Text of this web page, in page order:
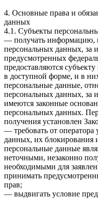
4. Основные права и
данных
4.1. Субъекты
— получать информацию,
персональных данных, за
предусмотренных
предоставляются
в доступной форме, и в
персональные данные,
персональных данных, за
имеются законные
персональных данных.
получения установлен
— требовать от оператора
данных, их блокирования
персональные данные
неточными, незаконно
необходимыми для
принимать
прав;
— выдвигать условие